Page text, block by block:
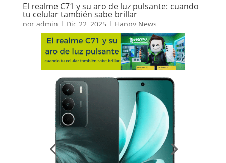
El realme C71 y su aro de luz pulsante: cuando
tu celular también sabe brillar
por admin | Dic 22, 2025 | Happy News